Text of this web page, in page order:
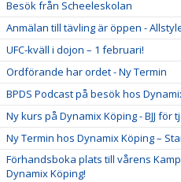
Besök från Scheeleskolan
Anmälan till tävling är öppen -
UFC-kväll i dojon – 1 februari!
Ordförande har ordet - Ny Termin
BPDS Podcast på besök hos
Ny kurs på Dynamix Köping - BJJ för
Ny Termin hos Dynamix Köping –
Förhandsboka plats till vårens
Dynamix Köping!